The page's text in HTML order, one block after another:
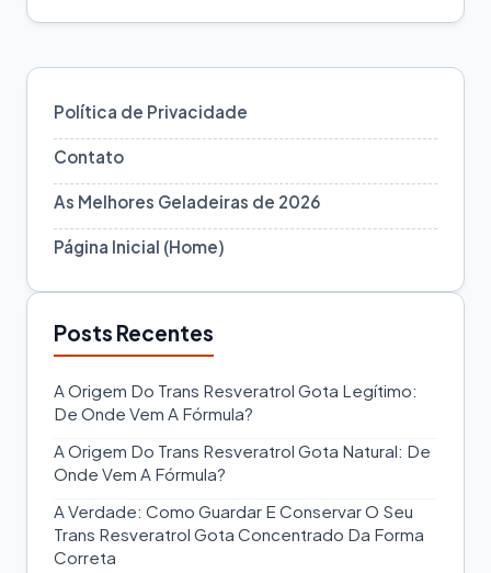
Política de Privacidade
Contato
As Melhores Geladeiras de 2026
Página Inicial (Home)
Posts Recentes
A Origem Do Trans Resveratrol Gota Legítimo:
De Onde Vem A Fórmula?
A Origem Do Trans Resveratrol Gota Natural: De
Onde Vem A Fórmula?
A Verdade: Como Guardar E Conservar O Seu
Trans Resveratrol Gota Concentrado Da Forma
Correta